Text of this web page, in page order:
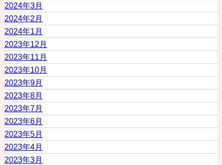
2024年3月
2024年2月
2024年1月
2023年12月
2023年11月
2023年10月
2023年9月
2023年8月
2023年7月
2023年6月
2023年5月
2023年4月
2023年3月